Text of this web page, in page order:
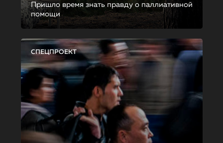
Пришло время знать правду о паллиативной
помощи
СПЕЦПРОЕКТ